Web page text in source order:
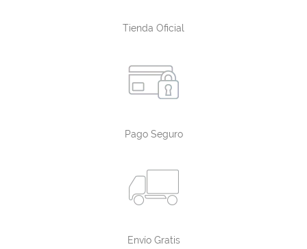
Tienda Oficial
Pago Seguro
Envío Gratis